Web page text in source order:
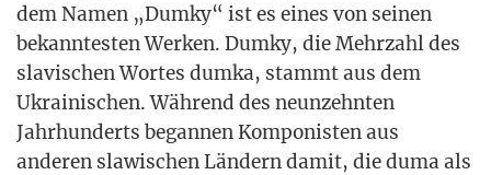
dem Namen „Dum­ky“ ist es eines von sei­nen
bekann­tes­ten Wer­ken. Dum­ky, die Mehr­zahl des
sla­vi­schen Wor­tes dum­ka, stammt aus dem
Ukrai­ni­schen. Wäh­rend des neun­zehn­ten
Jahr­hun­derts began­nen Kom­po­nis­ten aus
ande­ren sla­wi­schen Län­dern damit, die duma als